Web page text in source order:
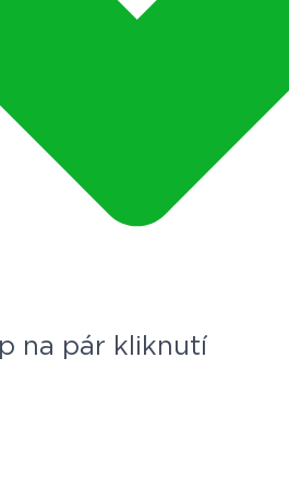
na pár kliknutí